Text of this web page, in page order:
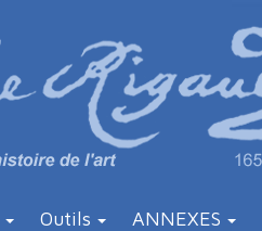
Outils ANNEXES